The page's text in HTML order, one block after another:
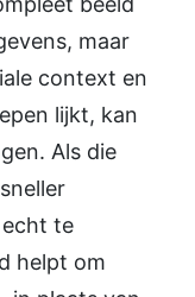
maar
context en
lijkt, kan
Als die
te
helpt om